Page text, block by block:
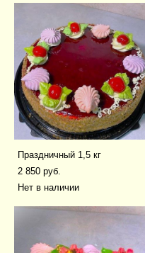
Праздничный 1,5 кг
2 850 pуб.
Нет в наличии